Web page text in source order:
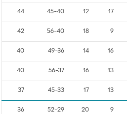
17
12
45-40
44
9
18
56-40
42
16
14
49-36
40
13
16
56-37
40
13
17
45-33
37
9
20
52-29
36